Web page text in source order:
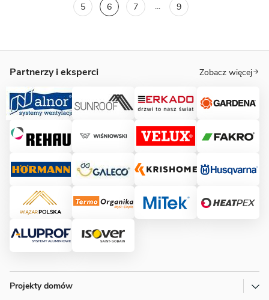
5 6 7 ... 9
Partnerzy i eksperci Zobacz więcej
Projekty domów